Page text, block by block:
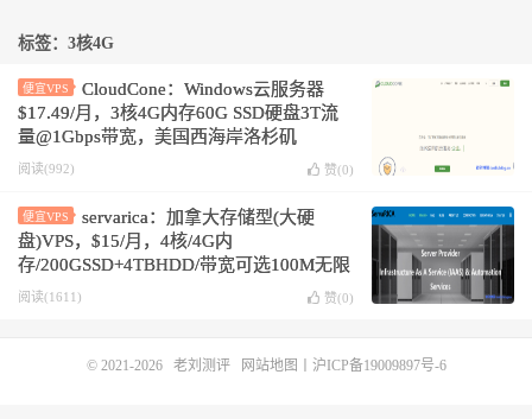
标签：3核4G
便宜VPS
CloudCone：Windows云服务器
$17.49/月，3核4G内存60G SSD硬盘3T流
量@1Gbps带宽，美国西海岸洛杉矶
multacom机房
阅读(992) 赞(0)
便宜VPS
servarica：加拿大存储型(大硬
盘)VPS，$15/月，4核/4G内
存/200GSSD+4TBHDD/带宽可选100M无限
或G口8T
阅读(1611) 赞(0)
© 2021-2026 老刘测评 网站地图 沪ICP备19009897号-6